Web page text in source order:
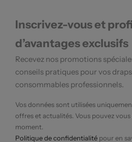
Inscrivez-vous et
d’avantages exclusifs
Recevez nos promotions
conseils pratiques pour vos draps
consommables professionnels.
Vos données sont utilisées
offres et actualités. Vous pouvez
moment.
Politique de confidentialité pour en